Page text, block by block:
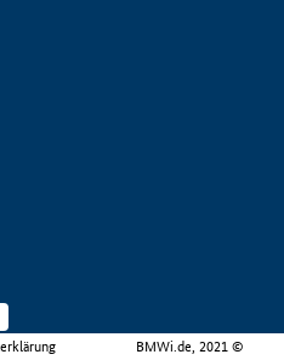
BMWi.de, 2021 ©